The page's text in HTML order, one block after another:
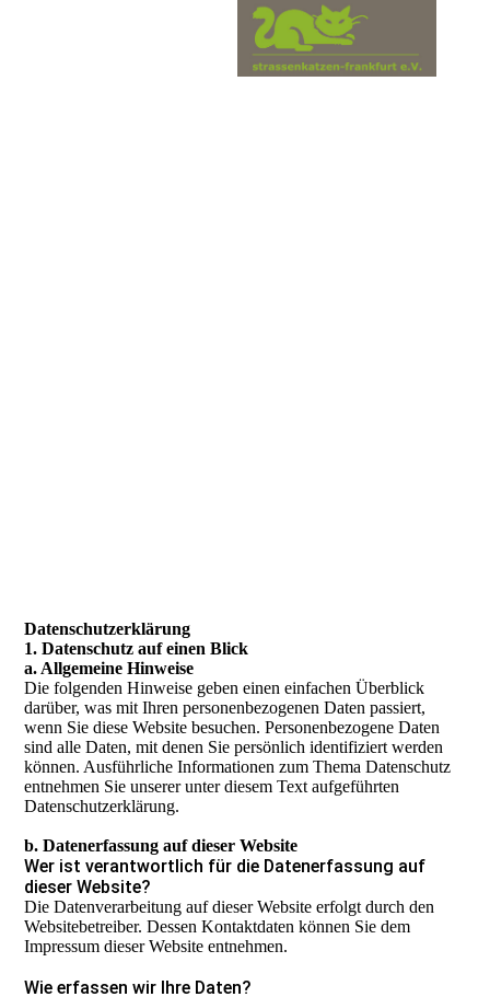
Daten­­schutz­­erklärung
1. Datenschutz auf einen Blick
a. Allgemeine Hinweise
Die folgenden Hinweise geben einen einfachen Überblick
darüber, was mit Ihren personenbezogenen Daten passiert,
wenn Sie diese Website besuchen. Personenbezogene Daten
sind alle Daten, mit denen Sie persönlich identifiziert werden
können. Ausführliche Informationen zum Thema Datenschutz
entnehmen Sie unserer unter diesem Text aufgeführten
Datenschutzerklärung.
b. Datenerfassung auf dieser Website
Wer ist verantwortlich für die Datenerfassung auf
dieser Website?
Die Datenverarbeitung auf dieser Website erfolgt durch den
Websitebetreiber. Dessen Kontaktdaten können Sie dem
Impressum dieser Website entnehmen.
Wie erfassen wir Ihre Daten?